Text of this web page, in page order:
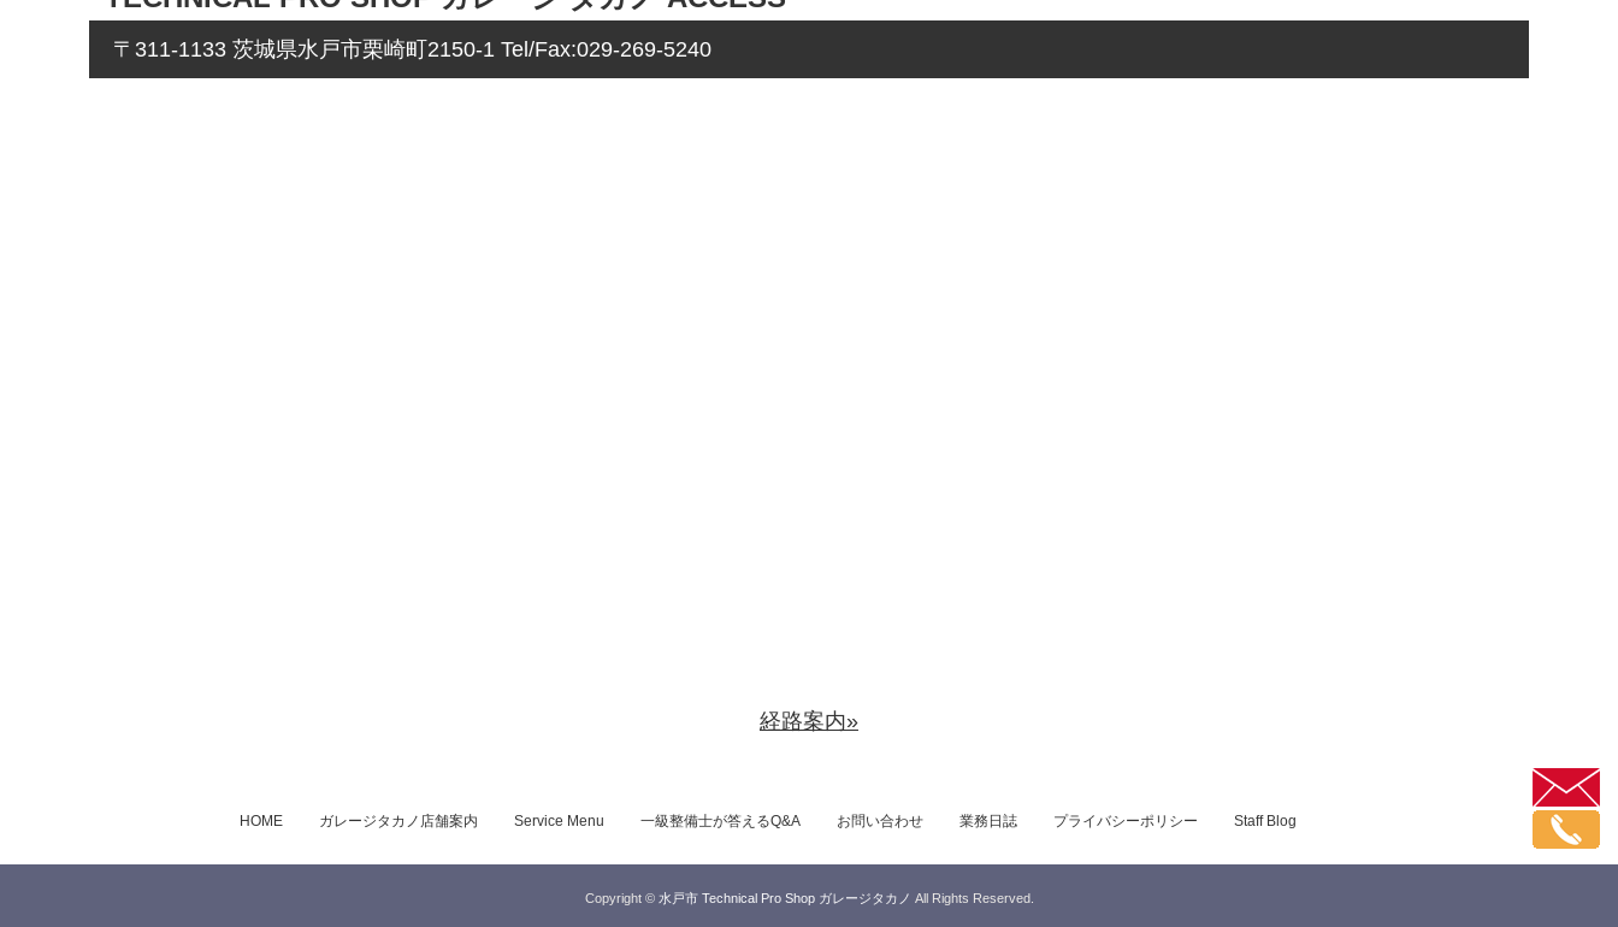
〒311-1133 茨城県水戸市栗崎町2150-1 Tel/Fax:029-269-5240
経路案内»
HOME ガレージタカノ店舗案内 Service Menu 一級整備士が答えるQ&A お問い合わせ 業務日誌 プライバシーポリシー Staff Blog
Copyright © 水戸市 Technical Pro Shop ガレージタカノ All Rights Reserved.